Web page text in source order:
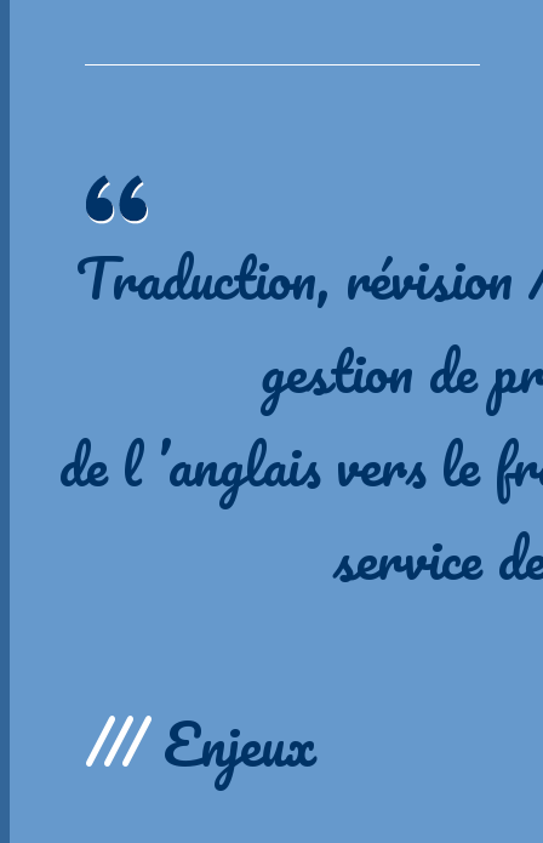
Traduction,
gestion de
de l ’anglais vers le
service
///Enjeux